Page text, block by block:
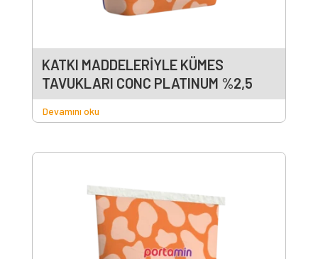
KATKI MADDELERİYLE KÜMES
TAVUKLARI CONC PLATINUM %2,5
Devamını oku